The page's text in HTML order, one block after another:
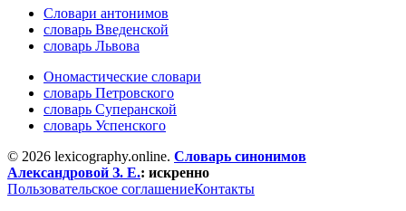
Словари антонимов
словарь Введенской
словарь Львова
Ономастические словари
словарь Петровского
словарь Суперанской
словарь Успенского
© 2026 lexicography.online. Словарь синонимов
Александровой З. Е.: искренно
Пользовательское соглашениеКонтакты